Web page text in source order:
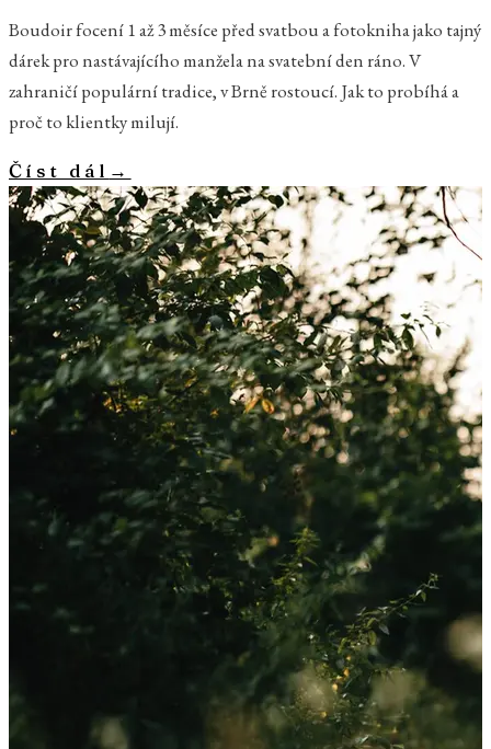
Boudoir focení 1 až 3 měsíce před svatbou a fotokniha jako tajný
dárek pro nastávajícího manžela na svatební den ráno. V
zahraničí populární tradice, v Brně rostoucí. Jak to probíhá a
proč to klientky milují.
Číst dál →